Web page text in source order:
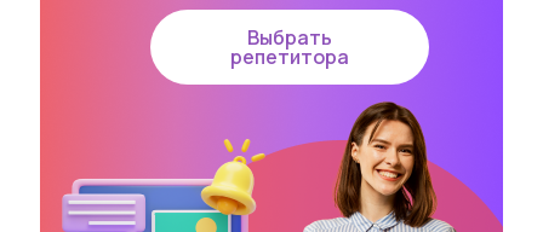
Выбрать
репетитора